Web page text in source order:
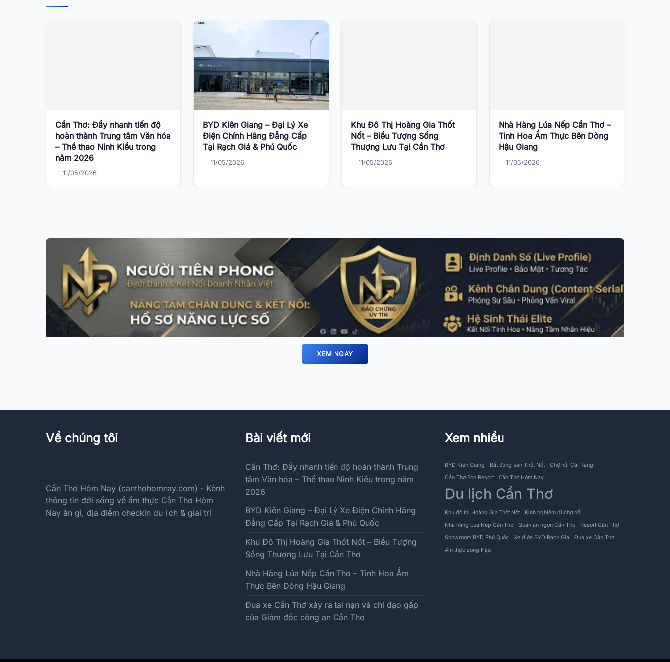
Cần Thơ: Đẩy nhanh tiến độ
hoàn thành Trung tâm Văn hóa
– Thể thao Ninh Kiều trong
năm 2026
11/05/2026
BYD Kiên Giang – Đại Lý Xe
Điện Chính Hãng Đẳng Cấp
Tại Rạch Giá & Phú Quốc
11/05/2026
Khu Đô Thị Hoàng Gia Thốt
Nốt – Biểu Tượng Sống
Thượng Lưu Tại Cần Thơ
11/05/2026
Nhà Hàng Lúa Nếp Cần Thơ –
Tinh Hoa Ẩm Thực Bên Dòng
Hậu Giang
11/05/2026
XEM NGAY
Về chúng tôi
Cần Thơ Hôm Nay (canthohomnay.com) - Kênh
thông tin đời sống về ẩm thực Cần Thơ Hôm
Nay ăn gì, địa điểm checkin du lịch & giải trí
Bài viết mới
Cần Thơ: Đẩy nhanh tiến độ hoàn thành Trung
tâm Văn hóa – Thể thao Ninh Kiều trong năm
2026
BYD Kiên Giang – Đại Lý Xe Điện Chính Hãng
Đẳng Cấp Tại Rạch Giá & Phú Quốc
Khu Đô Thị Hoàng Gia Thốt Nốt – Biểu Tượng
Sống Thượng Lưu Tại Cần Thơ
Nhà Hàng Lúa Nếp Cần Thơ – Tinh Hoa Ẩm
Thực Bên Dòng Hậu Giang
Đua xe Cần Thơ xảy ra tai nạn và chỉ đạo gấp
của Giám đốc công an Cần Thơ
Xem nhiều
BYD Kiên Giang Bất động sản Thốt Nốt
Chợ nổi Cái Răng
Cần Thơ Eco Resort
Cần Thơ Hôm Nay
Du lịch Cần Thơ
Khu đô thị Hoàng Gia Thốt Nốt
Kinh nghiệm đi chợ nổi
Nhà hàng Lúa Nếp Cần Thơ
Quán ăn ngon Cần Thơ
Resort Cần Thơ
Showroom BYD Phú Quốc
Xe điện BYD Rạch Giá
Đua xe Cần Thơ
Ẩm thực sông Hậu